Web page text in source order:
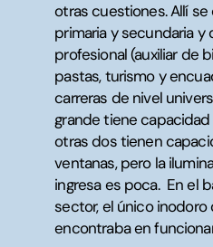
otras cuestiones. Allí
primaria y secundaria y
profesional (auxiliar de
pastas, turismo y
carreras de nivel
grande tiene capacidad
otras dos tienen
ventanas, pero la
ingresa es poca. En el
sector, el único
encontraba en